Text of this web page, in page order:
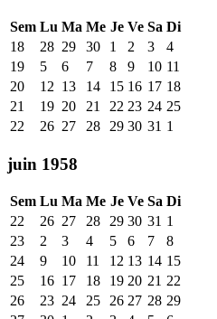
Sem Lu Ma Me Je Ve Sa Di
18
28 29 30 1 2 3
4
19
5 6 7 8 9 10 11
20
12 13 14 15 16 17 18
21
19 20 21 22 23 24 25
22
26 27 28 29 30 31 1
juin 1958
Sem Lu Ma Me Je Ve Sa Di
22
26 27 28 29 30 31 1
23
2 3 4 5 6 7
8
24
9 10 11 12 13 14 15
25
16 17 18 19 20 21 22
26
23 24 25 26 27 28 29